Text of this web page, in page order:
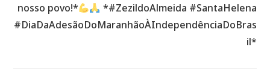
nosso povo!*
*#ZezildoAlmeida #SantaHelena
#DiaDaAdesãoDoMaranhãoÀIndependênciaDoBras
il*